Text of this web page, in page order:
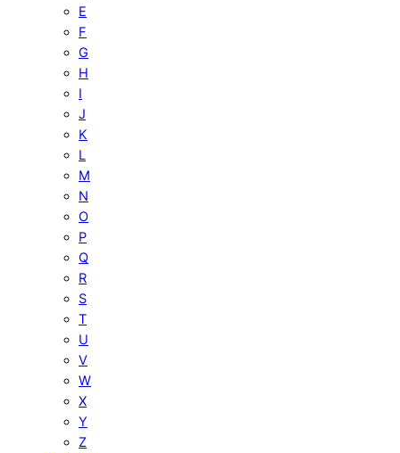
E
F
G
H
I
J
K
L
M
N
O
P
Q
R
S
T
U
V
W
X
Y
Z